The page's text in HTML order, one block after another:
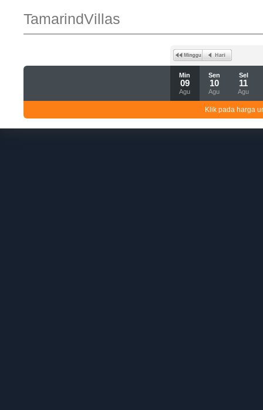
TamarindVillas
Min
09
Agu
Sen
10
Agu
Sel
11
Agu
Klik pada harga